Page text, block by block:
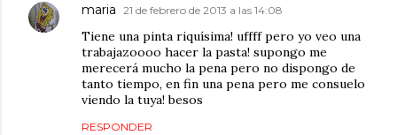
maria 21 de febrero de 2013 a las 14:08
Tiene una pinta riquísima! uffff pero yo veo una
trabajazoooo hacer la pasta! supongo me
merecerá mucho la pena pero no dispongo de
tanto tiempo, en fin una pena pero me consuelo
viendo la tuya! besos
RESPONDER